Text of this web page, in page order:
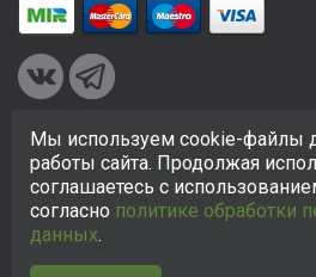
© 2005-2026 ООО «КСК». Сайтhttps://
исключительно в информационных
на сайте не является публичной
отношении персональных данных
Мы используем cookie-файлы
работы сайта. Продолжая
соглашаетесь с
согласно политике обработки
данных.